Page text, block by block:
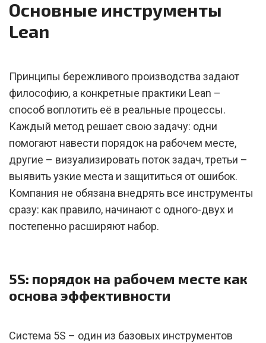
Основные инструменты
Lean
Принципы бережливого производства задают
философию, а конкретные практики Lean –
способ воплотить её в реальные процессы.
Каждый метод решает свою задачу: одни
помогают навести порядок на рабочем месте,
другие – визуализировать поток задач, третьи –
выявить узкие места и защититься от ошибок.
Компания не обязана внедрять все инструменты
сразу: как правило, начинают с одного-двух и
постепенно расширяют набор.
5S: порядок на рабочем месте как
основа эффективности
Система 5S – один из базовых инструментов